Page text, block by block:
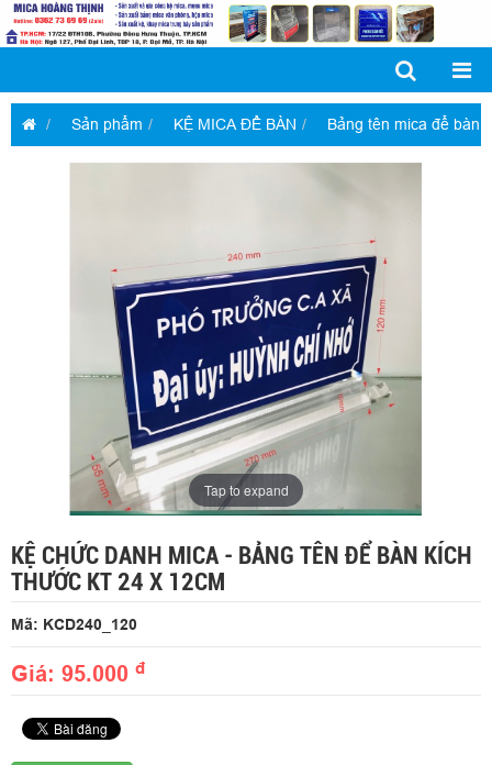
Sản phẩm KỆ MICA ĐỂ BÀN Bảng tên mica để bàn
Tap to expand
KỆ CHỨC DANH MICA - BẢNG TÊN ĐỂ BÀN KÍCH
THƯỚC KT 24 X 12CM
Mã: KCD240_120
Giá: 95.000 đ